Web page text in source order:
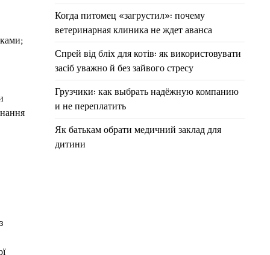
Когда питомец «загрустил»: почему
ветеринарная клиника не ждет аванса
Спрей від бліх для котів: як використовувати
засіб уважно й без зайвого стресу
Грузчики: как выбрать надёжную компанию
и не переплатить
Як батькам обрати медичний заклад для
дитини